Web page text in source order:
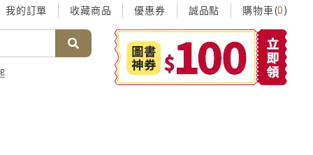
我的訂單 收藏商品 優惠券 誠品點 購物車(0)